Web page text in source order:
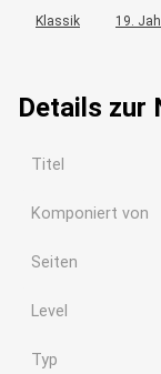
Klassik 19.
Details zur
Titel
Komponiert von
Seiten
Level
Typ